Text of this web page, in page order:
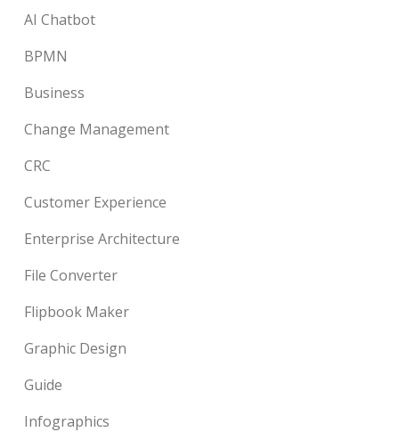
AI Chatbot
BPMN
Business
Change Management
CRC
Customer Experience
Enterprise Architecture
File Converter
Flipbook Maker
Graphic Design
Guide
Infographics